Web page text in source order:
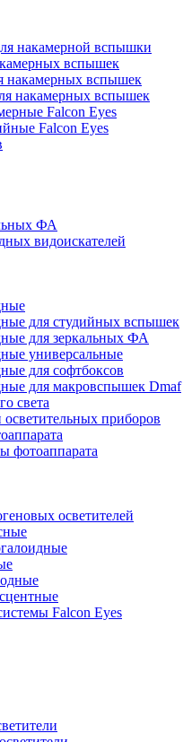
накамерной вспышки
вспышек
накамерных вспышек
накамерных вспышек
Falcon Eyes
Falcon Eyes
ФА
видоискателей
для студийных вспышек
для зеркальных ФА
универсальные
для софтбоксов
для макровспышек Dmaf
света
приборов
фотоаппарата
осветителей
Falcon Eyes